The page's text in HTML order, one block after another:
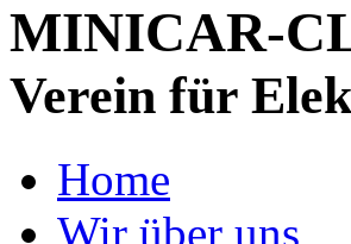
MINICAR-
Verein für
Home
Wir über uns